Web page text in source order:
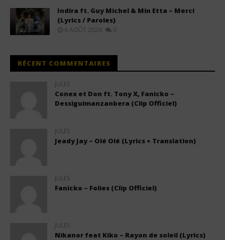
Indira ft. Guy Michel & Min Etta – Merci
(Lyrics / Paroles)
6 AOÛT 2026 0
RÉCENT COMMENTAIRES
JULES
Conex et Don ft. Tony X, Fanicko –
Dessiguimanzanbera (Clip Officiel)
JULES
Jeady Jay – Olé Olé (Lyrics + Translation)
JULES
Fanicko – Folies (Clip Officiel)
JULES
Nikanor feat Kiko – Rayon de soleil (Lyrics)